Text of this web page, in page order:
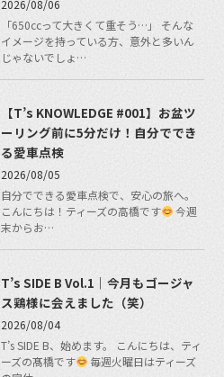
2026/08/06
「650ccって大きくて重そう…」 そんな
イメージを持っている方、意外と多いん
じゃないでしょ…
【T’s KNOWLEDGE #001】お盆ツ
ーリング前に5分だけ！自分ででき
る愛車点検
2026/08/05
自分でできる愛車点検で、安心の旅へ。
こんにちは！ティーズの高橋です
今週
末からお…
T’s SIDE B Vol.1｜今月もゴージャ
ス鶏様に会えました（笑）
2026/08/04
T’s SIDE B、始めます。 こんにちは、ティ
ーズの髙橋です
毎週火曜日はティーズ